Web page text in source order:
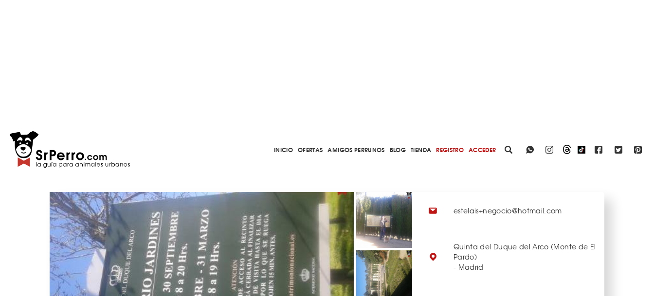
INICIO OFERTAS AMIGOS PERRUNOS BLOG TIENDA REGISTRO ACCEDER
estelais+negocio@hotmail.com
Quinta del Duque del Arco (Monte de El
Pardo)
- Madrid